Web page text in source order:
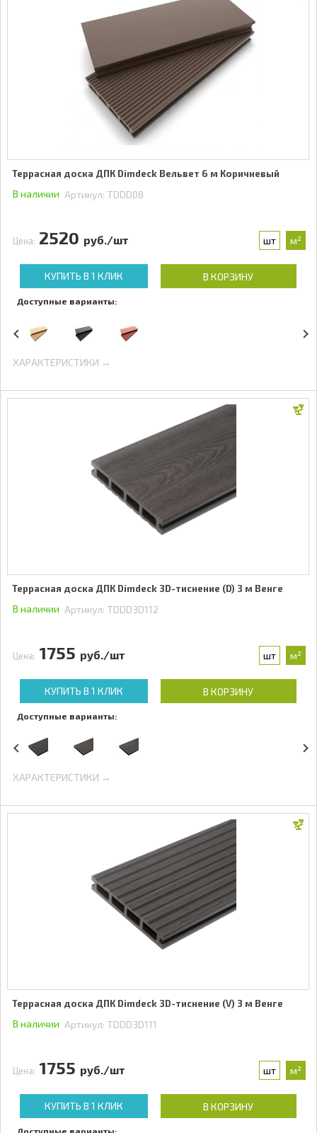
Террасная доска ДПК Dimdeck Вельвет 6 м Коричневый
В наличии Артикул: TDDD08
Цена: 2520 руб./шт шт м²
КУПИТЬ В 1 КЛИК В КОРЗИНУ
Доступные варианты:
ХАРАКТЕРИСТИКИ →
Террасная доска ДПК Dimdeck 3D-тиснение (D) 3 м Венге
В наличии Артикул: TDDD3D112
Цена: 1755 руб./шт шт м²
КУПИТЬ В 1 КЛИК В КОРЗИНУ
Доступные варианты:
ХАРАКТЕРИСТИКИ →
Террасная доска ДПК Dimdeck 3D-тиснение (V) 3 м Венге
В наличии Артикул: TDDD3D111
Цена: 1755 руб./шт шт м²
КУПИТЬ В 1 КЛИК В КОРЗИНУ
Доступные варианты: